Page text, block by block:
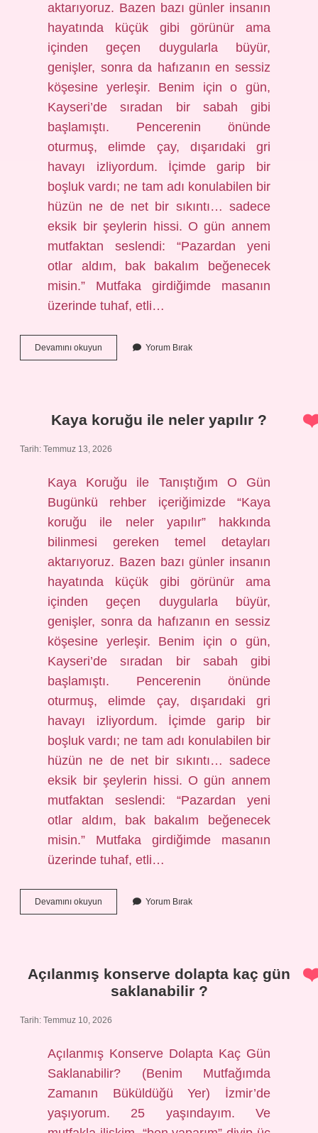
aktarıyoruz. Bazen bazı günler insanın
hayatında küçük gibi görünür ama
içinden geçen duygularla büyür,
genişler, sonra da hafızanın en sessiz
köşesine yerleşir. Benim için o gün,
Kayseri’de sıradan bir sabah gibi
başlamıştı. Pencerenin önünde
oturmuş, elimde çay, dışarıdaki gri
havayı izliyordum. İçimde garip bir
boşluk vardı; ne tam adı konulabilen bir
hüzün ne de net bir sıkıntı… sadece
eksik bir şeylerin hissi. O gün annem
mutfaktan seslendi: “Pazardan yeni
otlar aldım, bak bakalım beğenecek
misin.” Mutfaka girdiğimde masanın
üzerinde tuhaf, etli…
Devamını okuyun
koruğu
Yorum Bırak
Kaya koruğu ile neler yapılır ?
Tarih: Temmuz 13, 2026
Kaya Koruğu ile Tanıştığım O Gün
Bugünkü rehber içeriğimizde “Kaya
koruğu ile neler yapılır” hakkında
bilinmesi gereken temel detayları
aktarıyoruz. Bazen bazı günler insanın
hayatında küçük gibi görünür ama
içinden geçen duygularla büyür,
genişler, sonra da hafızanın en sessiz
köşesine yerleşir. Benim için o gün,
Kayseri’de sıradan bir sabah gibi
başlamıştı. Pencerenin önünde
oturmuş, elimde çay, dışarıdaki gri
havayı izliyordum. İçimde garip bir
boşluk vardı; ne tam adı konulabilen bir
hüzün ne de net bir sıkıntı… sadece
eksik bir şeylerin hissi. O gün annem
mutfaktan seslendi: “Pazardan yeni
otlar aldım, bak bakalım beğenecek
misin.” Mutfaka girdiğimde masanın
üzerinde tuhaf, etli…
Devamını okuyun
koruğu
Yorum Bırak
Açılanmış konserve dolapta kaç gün
saklanabilir ?
Tarih: Temmuz 10, 2026
Açılanmış Konserve Dolapta Kaç Gün
Saklanabilir? (Benim Mutfağımda
Zamanın Büküldüğü Yer) İzmir’de
yaşıyorum. 25 yaşındayım. Ve